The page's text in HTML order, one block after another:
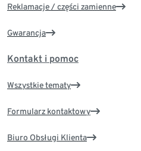
Reklamacje / części zamienne
Gwarancja
Kontakt i pomoc
Wszystkie tematy
Formularz kontaktowy
Biuro Obsługi Klienta